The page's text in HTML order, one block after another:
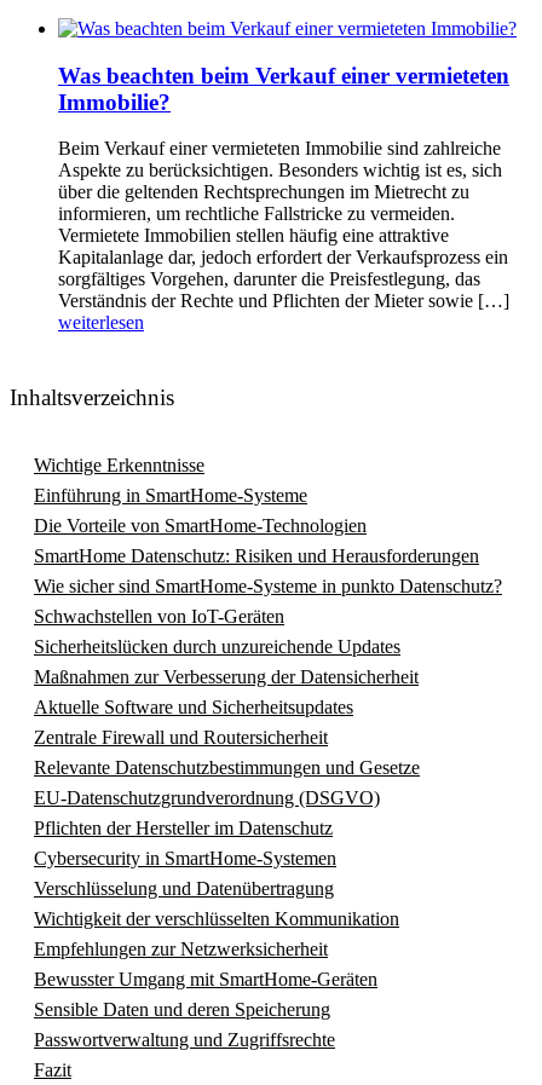
Was beachten beim Verkauf einer vermieteten
Immobilie?
Beim Verkauf einer vermieteten Immobilie sind zahlreiche
Aspekte zu berücksichtigen. Besonders wichtig ist es, sich
über die geltenden Rechtsprechungen im Mietrecht zu
informieren, um rechtliche Fallstricke zu vermeiden.
Vermietete Immobilien stellen häufig eine attraktive
Kapitalanlage dar, jedoch erfordert der Verkaufsprozess ein
sorgfältiges Vorgehen, darunter die Preisfestlegung, das
Verständnis der Rechte und Pflichten der Mieter sowie […]
weiterlesen
Inhaltsverzeichnis
Wichtige Erkenntnisse
Einführung in SmartHome-Systeme
Die Vorteile von SmartHome-Technologien
SmartHome Datenschutz: Risiken und Herausforderungen
Wie sicher sind SmartHome-Systeme in punkto Datenschutz?
Schwachstellen von IoT-Geräten
Sicherheitslücken durch unzureichende Updates
Maßnahmen zur Verbesserung der Datensicherheit
Aktuelle Software und Sicherheitsupdates
Zentrale Firewall und Routersicherheit
Relevante Datenschutzbestimmungen und Gesetze
EU-Datenschutzgrundverordnung (DSGVO)
Pflichten der Hersteller im Datenschutz
Cybersecurity in SmartHome-Systemen
Verschlüsselung und Datenübertragung
Wichtigkeit der verschlüsselten Kommunikation
Empfehlungen zur Netzwerksicherheit
Bewusster Umgang mit SmartHome-Geräten
Sensible Daten und deren Speicherung
Passwortverwaltung und Zugriffsrechte
Fazit